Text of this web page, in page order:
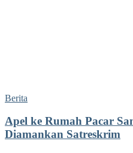
Berita
Apel ke Rumah Pacar
Diamankan Satreskrim